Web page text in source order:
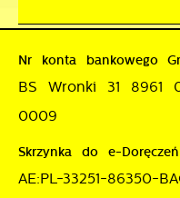
Nr konta bankowego
BS Wronki 31
0009
Skrzynka do e-
AE:PL-33251-86350-